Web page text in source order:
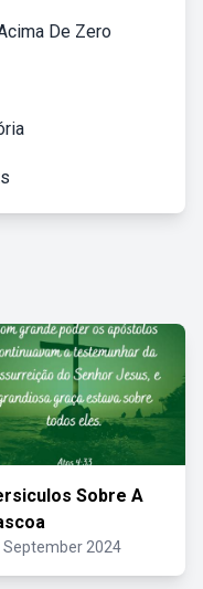
De Zero
Sobre A
September 2024